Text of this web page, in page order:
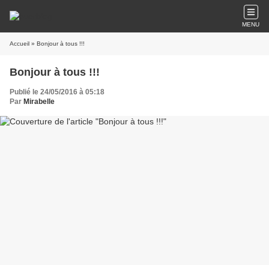
MENU
Accueil » Bonjour à tous !!!
Bonjour à tous !!!
Publié le 24/05/2016 à 05:18
Par Mirabelle